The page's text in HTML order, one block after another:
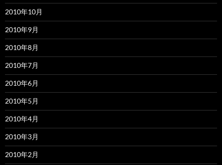
2010年10月
2010年9月
2010年8月
2010年7月
2010年6月
2010年5月
2010年4月
2010年3月
2010年2月